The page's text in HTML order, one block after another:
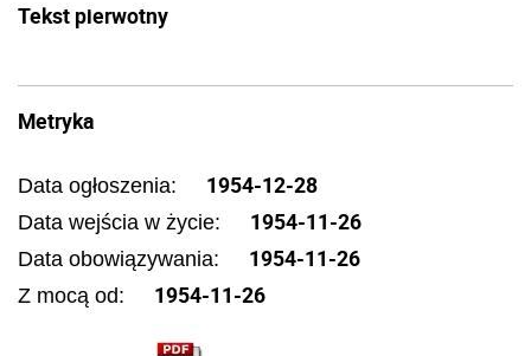
Tekst pierwotny
Metryka
Data ogłoszenia: 1954-12-28
Data wejścia w życie: 1954-11-26
Data obowiązywania: 1954-11-26
Z mocą od: 1954-11-26